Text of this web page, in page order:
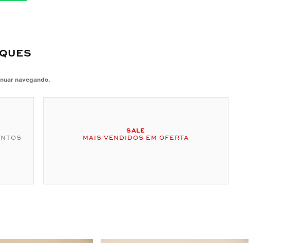
navegando.
SALE
MAIS VENDIDOS EM OFERTA